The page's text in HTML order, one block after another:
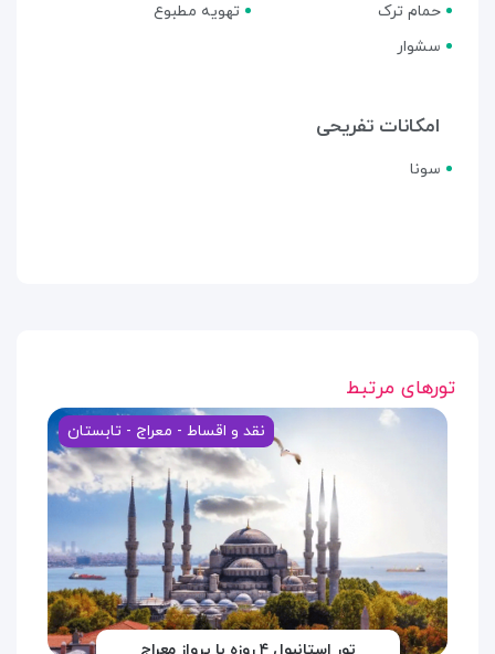
حمام ترک
تهویه مطبوع
سشوار
امکانات تفریحی
سونا
تورهای مرتبط
نقد و اقساط - معراج - تابستان